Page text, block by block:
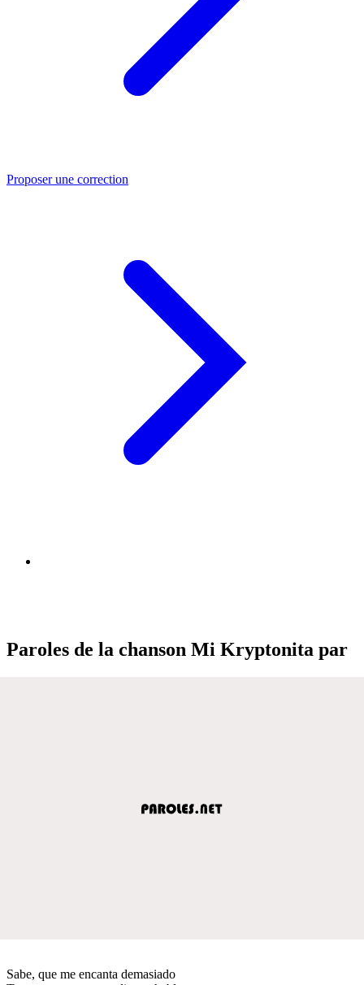
Proposer une correction
Paroles de la chanson Mi Kryptonita par
Sabe, que me encanta demasiado